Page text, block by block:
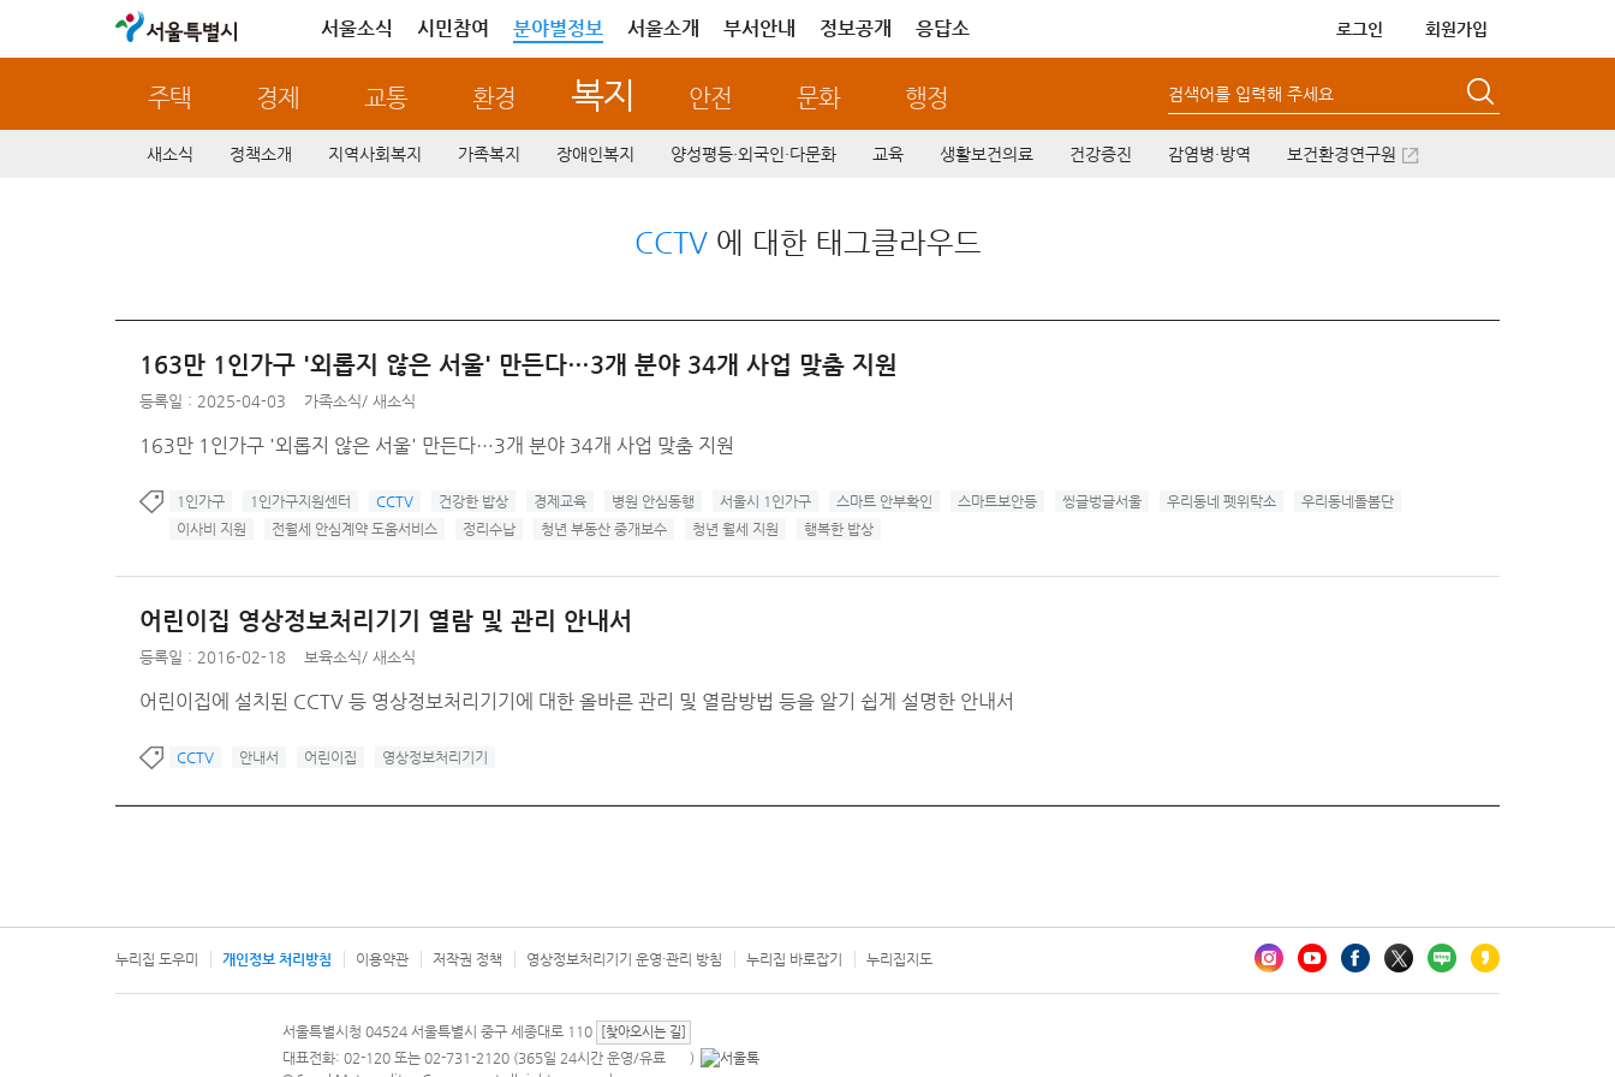
서울특별시 서울소식 시민참여 분야별정보 서울소개 부서안내 정보공개 응답소 로그인 회원가입
주택 경제 교통 환경 복지 안전 문화 행정 검색어를 입력해 주세요
새소식 정책소개 지역사회복지 가족복지 장애인복지 양성평등·외국인·다문화 교육 생활보건의료 건강증진 감염병·방역 보건환경연구원
CCTV에 대한 태그클라우드
163만 1인가구 '외롭지 않은 서울' 만든다…3개 분야 34개 사업 맞춤 지원
등록일 : 2025-04-03 가족소식/ 새소식
163만 1인가구 '외롭지 않은 서울' 만든다…3개 분야 34개 사업 맞춤 지원
1인가구 1인가구지원센터 CCTV 건강한 밥상 경제교육 병원 안심동행 서울시 1인가구 스마트 안부확인 스마트보안등 씽글벙글서울 우리동네 펫위탁소
우리동네돌봄단
이사비 지원
전월세 안심계약 도움서비스 정리수납 청년 부동산 중개보수 청년 월세 지원 행복한 밥상
어린이집 영상정보처리기기 열람 및 관리 안내서
등록일 : 2016-02-18 보육소식/ 새소식
어린이집에 설치된 CCTV 등 영상정보처리기기에 대한 올바른 관리 및 열람방법 등을 알기 쉽게 설명한 안내서
CCTV 안내서 어린이집 영상정보처리기기
누리집 도우미 개인정보 처리방침 이용약관 저작권 정책 영상정보처리기기 운영·관리 방침 누리집 바로잡기 누리집지도
문의 전화번호 120, 120 다산콜재단
서울특별시청 04524 서울특별시 중구 세종대로 110 [찾아오시는 길]
대표전화: 02-120 또는 02-731-2120 (365일 24시간 운영/유료 안내팝업 열기
)